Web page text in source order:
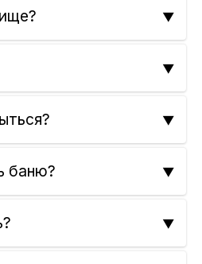
баню?